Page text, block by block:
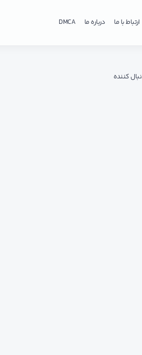
ارتباط با ما درباره ما DMCA